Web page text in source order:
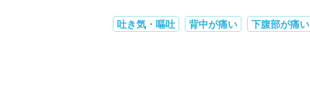
吐き気・嘔吐 背中が痛い 下腹部が痛い